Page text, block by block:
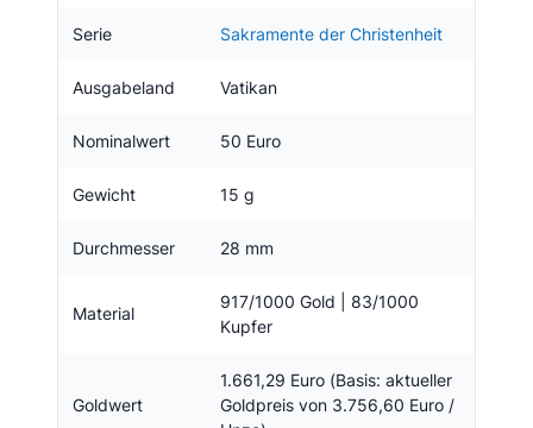
Serie Sakramente der Christenheit
Ausgabeland Vatikan
Nominalwert 50 Euro
Gewicht 15 g
Durchmesser 28 mm
Material
917/1000 Gold | 83/1000
Kupfer
Goldwert
1.661,29 Euro (Basis: aktueller
Goldpreis von 3.756,60 Euro /